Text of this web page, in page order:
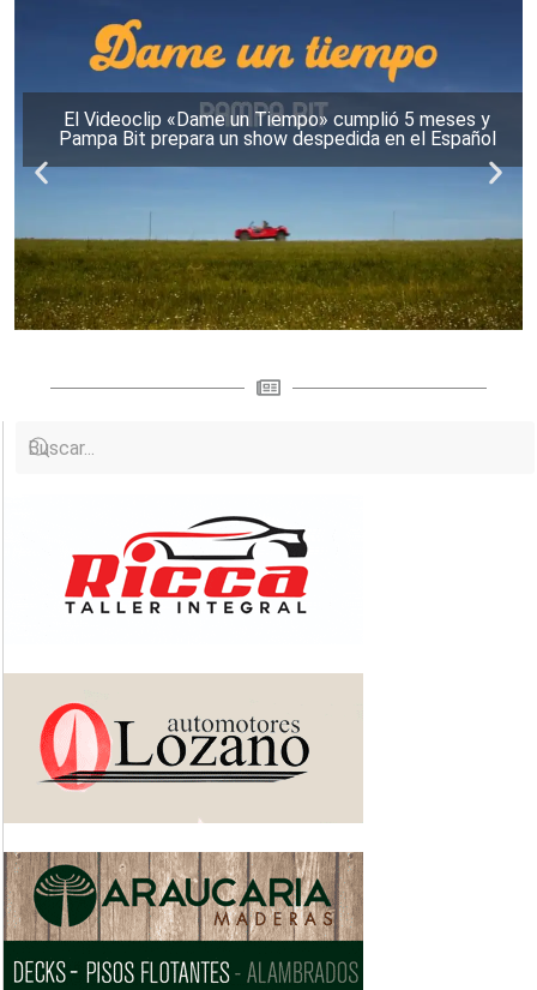
El Videoclip «Dame un Tiempo» cumplió 5 meses y
Pampa Bit prepara un show despedida en el Español